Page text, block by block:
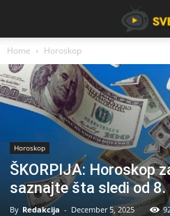
Home Horoskop
Horoskop
ŠKORPIJA: Horoskop
saznajte šta sledi od
By Redakcija - December 5, 2025